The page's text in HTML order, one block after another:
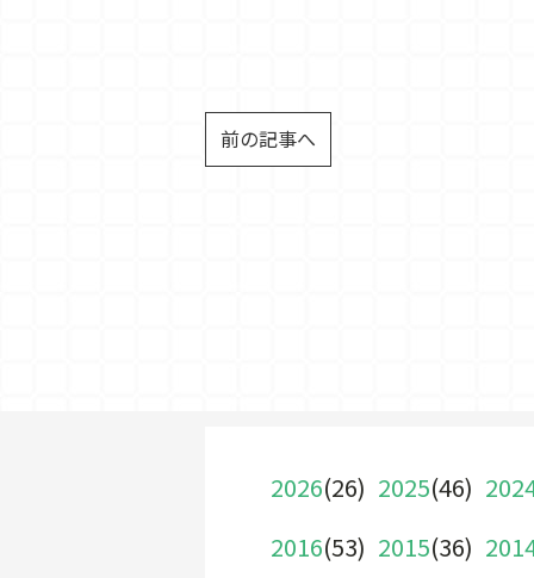
前の記事へ
2026(26) 2025(46)
2016(53) 2015(36)